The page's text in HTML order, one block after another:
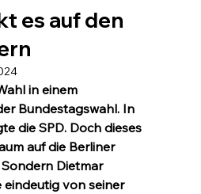
es auf den
in einem
Bundestagswahl. In
die SPD. Doch dieses
auf die Berliner
Dietmar
von seiner